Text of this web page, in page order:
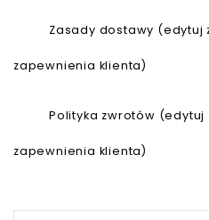
Zasady dostawy (edytuj
zapewnienia klienta)
Polityka zwrotów (edytuj
zapewnienia klienta)